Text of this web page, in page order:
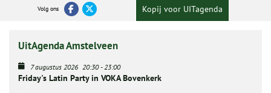
Volg ons Kopij voor UITagenda
UitAgenda Amstelveen
7 augustus 2026 20:30-23:00
Friday's Latin Party in VOKA Bovenkerk